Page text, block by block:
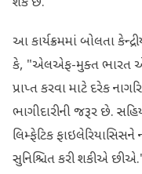
આ કાર્યક્રમમાં બોલતા
કે, "એલએફ-મુક્ત ભારત એ
પ્રાપ્ત કરવા માટે દરેક
ભાગીદારીની જરૂર છે.
લિમ્ફેટિક
સુનિશ્ચિત કરી શકીએ